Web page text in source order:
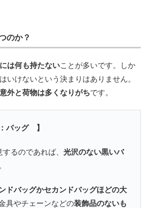
のか？
は何も持たないことが多いです。しか
いけないという決まりはありません。
意外と荷物は多くなりがちです。
バッグ 】
るのであれば、 光沢のない黒いバ
ドバッグかセカンドバッグほどの大
具やチェーンなどの装飾品のないも